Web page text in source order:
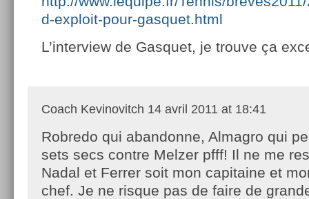
d-exploit-pour-gasquet.html
L’interview de Gasquet, je trouve ça
Coach Kevinovitch 14 avril 2011 at 18:41
Robredo qui abandonne, Almagro qui
sets secs contre Melzer pfff! Il ne me
Nadal et Ferrer soit mon capitaine et
chef. Je ne risque pas de faire de